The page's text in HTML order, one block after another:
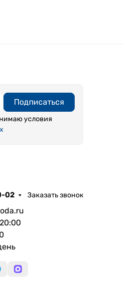
Подписаться
условия
02 Заказать звонок